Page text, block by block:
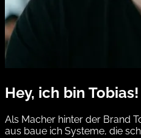
Hey, ich bin Tobias!
Als Macher hinter der Brand
aus baue ich Systeme, die